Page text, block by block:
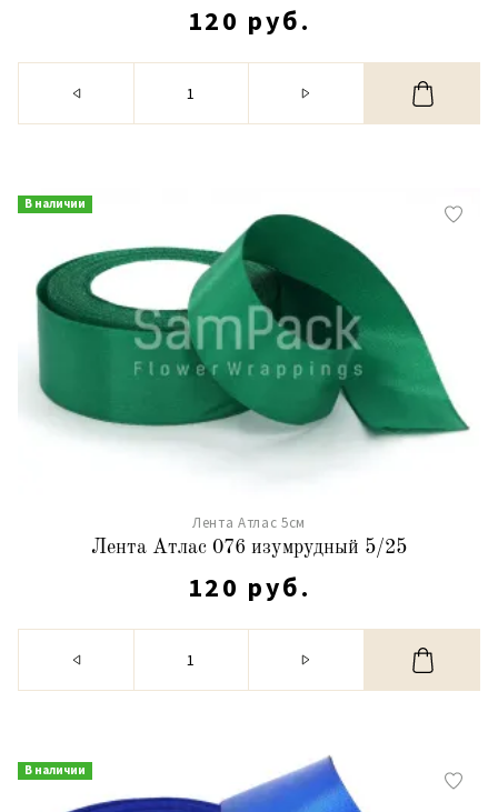
120 руб.
В наличии
Лента Атлас 5см
Лента Атлас 076 изумрудный 5/25
120 руб.
В наличии